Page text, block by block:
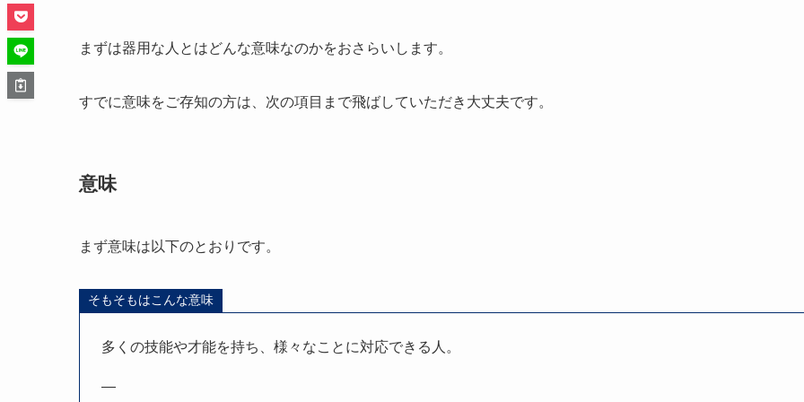
まずは器用な人とはどんな意味なのかをおさらいします。
すでに意味をご存知の方は、次の項目まで飛ばしていただき大丈夫です。
意味
まず意味は以下のとおりです。
そもそもはこんな意味
多くの技能や才能を持ち、様々なことに対応できる人。
—